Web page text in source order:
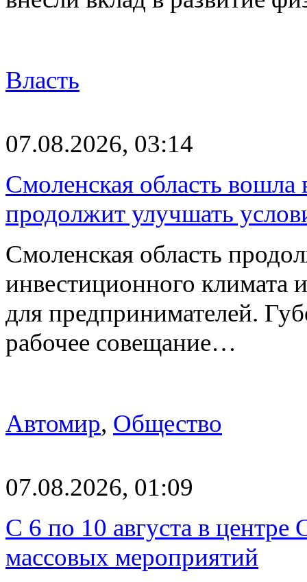
Власть
07.08.2026, 03:14
Смоленская область
продолжит улучшать
Смоленская область
инвестиционного климата
для предпринимателей.
рабочее совещание…
Автомир, Общество
07.08.2026, 01:09
С 6 по 10 августа в центре
массовых мероприятий